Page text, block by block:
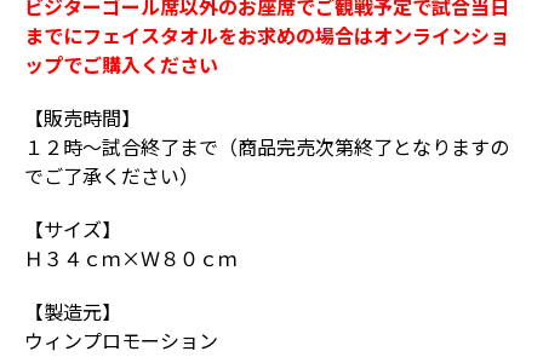
ビジターゴール席以外のお座席でご観戦予定で試合当日
までにフェイスタオルをお求めの場合はオンラインショ
ップでご購入ください
【販売時間】
１２時～試合終了まで（商品完売次第終了となりますの
でご了承ください）
【サイズ】
Ｈ３４ｃｍ×Ｗ８０ｃｍ
【製造元】
ウィンプロモーション